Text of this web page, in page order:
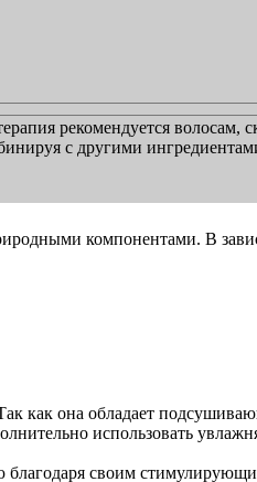
рекомендуется
с другими
компонентами. В
как она обладает
использовать
своим